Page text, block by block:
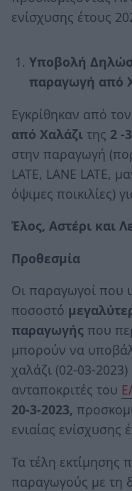
ενίσχυσης έτους
Υποβολή
παραγωγή από
Εγκρίθηκαν από
από Χαλάζι της 2 -
στην παραγωγή
LATE, LANE LATE,
όψιμες ποικιλίες)
Έλος, Αστέρι και
Προθεσμία
Οι παραγωγοί που
ποσοστό
παραγωγής που
μπορούν να
χαλάζι (02-03-
ανταποκριτές του
20-3-2023,
ενιαίας ενίσχυσης
Τα τέλη εκτίμησης
παραγωγούς με τη